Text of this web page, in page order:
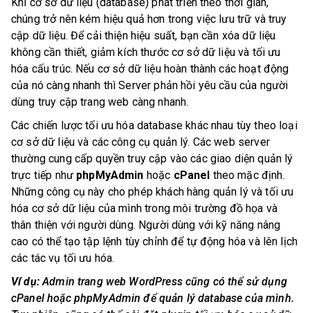
chúng trở nên kém hiệu quả hơn trong việc lưu trữ và truy
cập dữ liệu. Để cải thiện hiệu suất, bạn cần xóa dữ liệu
không cần thiết, giảm kích thước cơ sở dữ liệu và tối ưu
hóa cấu trúc. Nếu cơ sở dữ liệu hoàn thành các hoạt động
của nó càng nhanh thì Server phản hồi yêu cầu của người
dùng truy cập trang web càng nhanh.
Các chiến lược tối ưu hóa database khác nhau tùy theo loại
cơ sở dữ liệu và các công cụ quản lý. Các web server
thường cung cấp quyền truy cập vào các giao diện quản lý
trực tiếp như phpMyAdmin hoặc cPanel theo mặc định.
Những công cụ này cho phép khách hàng quản lý và tối ưu
hóa cơ sở dữ liệu của mình trong môi trường đồ họa và
thân thiện với người dùng. Người dùng với kỹ năng nâng
cao có thể tạo tập lệnh tùy chỉnh để tự động hóa và lên lịch
các tác vụ tối ưu hóa.
Ví dụ:Admin trang web WordPress cũng có thể sử dụng
cPanel hoặc phpMyAdmin để quản lý database của mình.